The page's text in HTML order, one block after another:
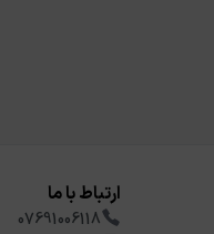
ارتباط با ما
07691006118